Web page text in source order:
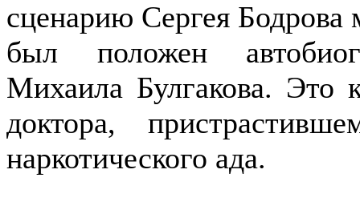
сценарию Сергея Бодрова
был положен
Михаила Булгакова. Это
доктора,
наркотического ада.